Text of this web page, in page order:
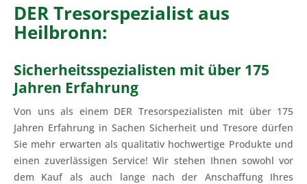
DER Tresorspezialist aus
Heilbronn:
Sicherheitsspezialisten mit über 175
Jahren Erfahrung
Von uns als einem DER Tresorspezialisten mit über 175
Jahren Erfahrung in Sachen Sicherheit und Tresore dürfen
Sie mehr erwarten als qualitativ hochwertige Produkte und
einen zuverlässigen Service! Wir stehen Ihnen sowohl vor
dem Kauf als auch lange nach der Anschaffung Ihres